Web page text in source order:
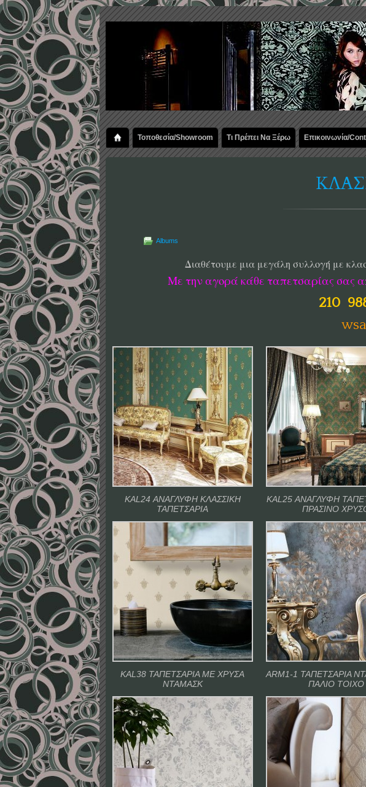
Τοποθεσία/Showroom Τι Πρέπει Να Ξέρω Επικοινωνία/
Albums
Διαθέτουμε μια μεγάλη συλλογή με
Με την αγορά κάθε ταπετσαρίας σας
210
KAL24 ΑΝΑΓΛΥΦΗ ΚΛΑΣΣΙΚΗ
ΤΑΠΕΤΣΑΡΙΑ
KAL25 ΑΝΑΓΛΥΦΗ
ΠΡΑΣΙΝΟ
KAL38 ΤΑΠΕΤΣΑΡΙΑ ΜΕ ΧΡΥΣΑ
ΝΤΑΜΑΣΚ
ARM1-1 ΤΑΠΕΤΣΑΡΙΑ
ΠΑΛΙΟ ΤΟΙΧΟ